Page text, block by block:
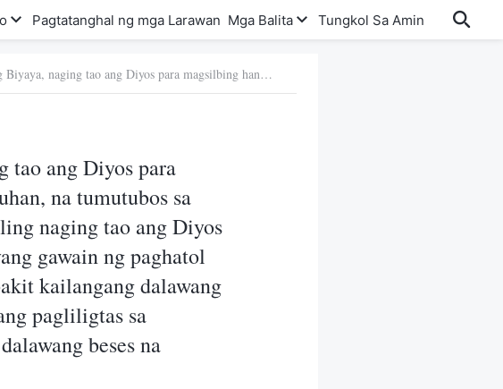
Pagtatanghal ng mga Larawan Mga Balita Tungkol Sa Amin
Tanong 6: Sa Kapanahunan ng Biyaya, naging tao ang Diyos para magsilbing handog para sa kasalanan ng sangkatauhan, na tumutubos sa kanila mula sa kasalanan. Sa mga huling araw muling naging tao ang Diyos para ipahayag ang katotohanan at gawin ang Kanyang gawain ng paghatol upang lubos na dalisayin at iligtas ang tao. Kaya bakit kailangang dalawang beses na magkatawang-tao ang Diyos para gawin ang pagliligtas sa sangkatauhan? At ano ang tunay na kabuluhan ng dalawang beses na pagkakatawang-tao ng Diyos?
tao ang Diyos para
na tumutubos sa
naging tao ang Diyos
gawain ng paghatol
kailangang dalawang
pagliligtas sa
beses na